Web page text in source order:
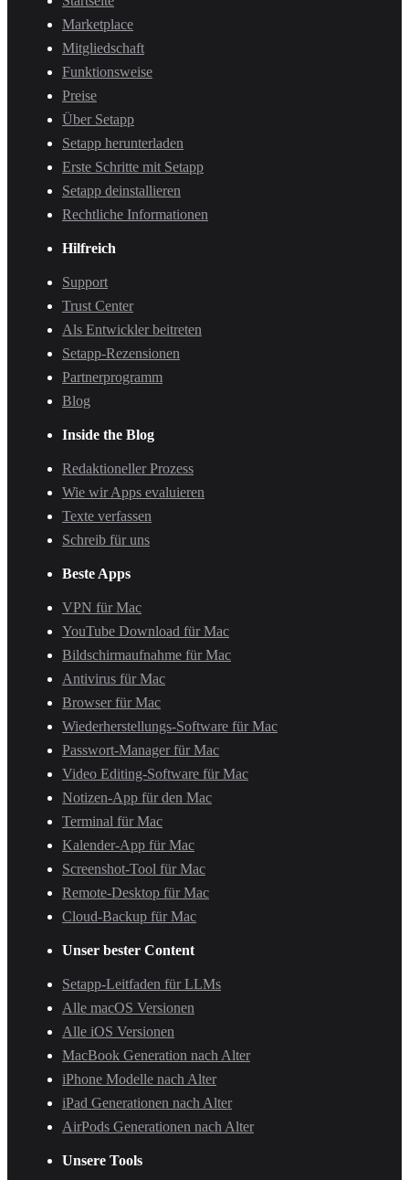
Marketplace
Mitgliedschaft
Funktionsweise
Preise
Über Setapp
Setapp herunterladen
Erste Schritte mit Setapp
Setapp deinstallieren
Rechtliche Informationen
Hilfreich
Support
Trust Center
Als Entwickler beitreten
Setapp-Rezensionen
Partnerprogramm
Blog
Inside the Blog
Redaktioneller Prozess
Wie wir Apps evaluieren
Texte verfassen
Schreib für uns
Beste Apps
VPN für Mac
YouTube Download für Mac
Bildschirmaufnahme für Mac
Antivirus für Mac
Browser für Mac
Wiederherstellungs-Software für Mac
Passwort-Manager für Mac
Video Editing-Software für Mac
Notizen-App für den Mac
Terminal für Mac
Kalender-App für Mac
Screenshot-Tool für Mac
Remote-Desktop für Mac
Cloud-Backup für Mac
Unser bester Content
Setapp-Leitfaden für LLMs
Alle macOS Versionen
Alle iOS Versionen
MacBook Generation nach Alter
iPhone Modelle nach Alter
iPad Generationen nach Alter
AirPods Generationen nach Alter
Unsere Tools